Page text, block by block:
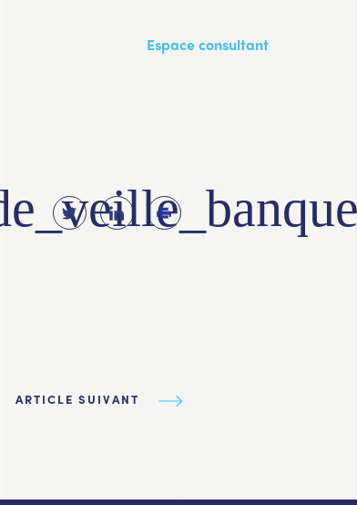
Espace consultant
ARTICLE SUIVANT